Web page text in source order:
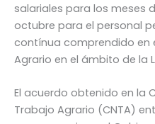
salariales para los meses
octubre para el personal
contínua comprendido en
Agrario en el ámbito de la
El acuerdo obtenido en la
Trabajo Agrario (CNTA)